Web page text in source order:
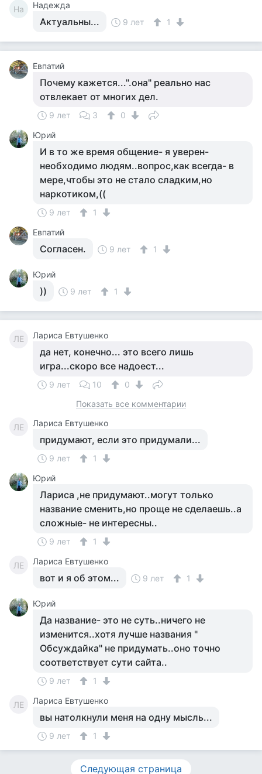
На Надежда
Актуальны... 9 лет 1
Евпатий
Почему кажется...".она" реально нас
отвлекает от многих дел.
9 лет 3
0
Юрий
И в то же время общение- я уверен-
необходимо людям..вопрос,как всегда- в
мере,чтобы это не стало сладким,но
наркотиком,((
9 лет
1
Евпатий
Согласен. 9 лет 1
Юрий
)) 9 лет 1
ЛЕ Лариса Евтушенко
да нет, конечно... это всего лишь
игра...скоро все надоест...
9 лет 10
0
Показать все комментарии
ЛЕ Лариса Евтушенко
придумают, если это придумали...
9 лет
1
Юрий
Лариса ,не придумают..могут только
название сменить,но проще не сделаешь..а
сложные- не интересны..
9 лет 1
ЛЕ Лариса Евтушенко
вот и я об этом... 9 лет 1
Юрий
Да название- это не суть..ничего не
изменится..хотя лучше названия "
Обсуждайка" не придумать..оно точно
соответствует сути сайта..
9 лет 1
ЛЕ Лариса Евтушенко
вы натолкнули меня на одну мысль...
9 лет 1
Следующая страница